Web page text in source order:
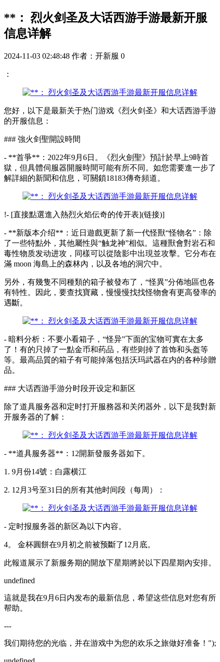
**： 烈火剑圣及大话西游手游最新开服
信息详解
2024-11-03 02:48:48 作者：开新服 0
：
您好，以下是最新关于热门游戏《烈火剑圣》和大话西游手游
的开服信息：
### 強火剑聖開設時間
- **首爭**：2022年9月6日。《烈火劍聖》預計於早上9時首
獄，但具體伺服器開服時間可能有所不同。如您需要進一步了
解詳細的新聞和信息，可關鎖18183傳奇頻道。
!- [直接點選進入熱烈火焰伝奇的传开表](链接)]
- **新版本介绍**：近日遊戲更新了新一代怪獸“怪物名”：除
了一些特點外，其他屬性與“触龙神”相似。這種獸會對岩石和
毒性物质发动进攻，同樣可以從陰影中出現並攻擊。它分布在
滿 moon 海島上的森林內，以及各地的洞穴中。
另外，有幾隻不同種類的箱子被發布了，“怪異”分佈地區也各
有特性。因此，要查找寶藏，慢慢慢找找怪物會有更高發率的
遇斷。
- 暗料分析：不要小看箱子，“怪异”下面的宝物可實在太多
了！有的只掉了一點金币和药品，有些则掉了首饰和头盔等
等。最高品質的箱子有可能掉落包括沃玛武器在内的各种珍贈
品。
### 大话西游手游分时段开设定和新区
除了道具服务器和定时打开服務器和关闭器外，以下是我對新
开服务器的了解：
- **道具服务器**：12開新發服务器如下。
1. 9月份14號：白露横江
2. 12月3号至31日的所有其他时间段（每周）：
- 定时报服务器的新区為以下内容。
4。 金杯圓餅在9月初之前被预斷了12月底。
此報道展示了新服务期的開放下星期將於以下四星期內安排。
undefined
這就是我在9月6日内发布的最新信息，希望这些信息对您有所
帮助。
---
我们期待您的光临，并在游戏中为您的欢乐之旅做好准备！");